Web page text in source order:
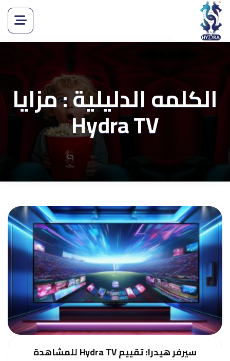
الكلمه الدليلية : مزايا
Hydra TV
سيرفر هيدرا: تقييم Hydra TV للمشاهدة